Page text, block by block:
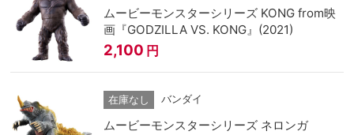
ムービーモンスターシリーズ KONG from映
画『GODZILLA VS. KONG』(2021)
2,100 円
在庫なし バンダイ
ムービーモンスターシリーズ ネロンガ